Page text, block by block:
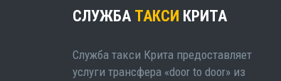
СЛУЖБА ТАКСИ КРИТА
Служба такси Крита предоставляет
услуги трансфера «door to door» из